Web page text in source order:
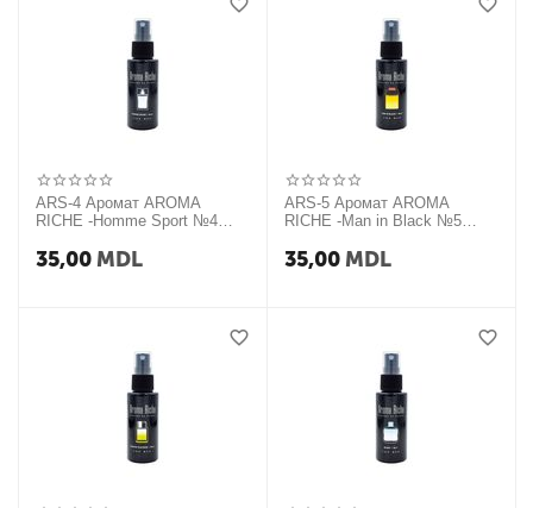
ARS-4 Аромат AROMA
RICHE -Homme Sport №4
35,00 MDL
ARS-5 Аромат AROMA
RICHE -Man in Black №5
35,00 MDL